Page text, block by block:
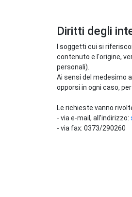
Diritti degli
I soggetti cui si
contenuto e l'origine,
personali).
Ai sensi del medesimo
opporsi in ogni caso,
Le richieste vanno
- via e-mail, all'indirizzo:
- via fax: 0373/290260